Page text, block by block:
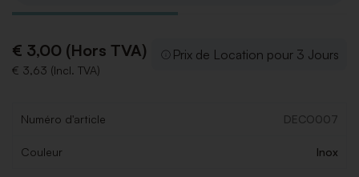
€ 3,00 (Hors TVA)
€ 3,63 (Incl. TVA)
Prix de Location pour 3 Jours
Numéro d'article DECO007
Couleur Inox